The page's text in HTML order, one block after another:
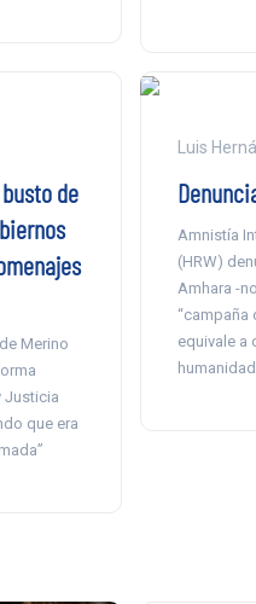
de
Merino
Justicia
que era
Luis
Amnistía
(HRW)
Amhara -
“campaña
equivale a